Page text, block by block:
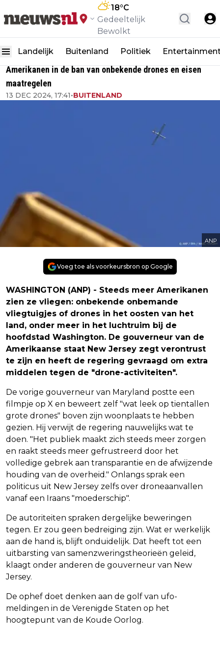
18°C
Gedeeltelijk
Bewolkt
Landelijk Buitenland Politiek
Amerikanen in de ban van onbekende drones en eisen
maatregelen
13 DEC 2024, 17:41•BUITENLAND
ANP
Voeg toe als voorkeursbron op Google
WASHINGTON (ANP) - Steeds meer Amerikanen
zien ze vliegen: onbekende onbemande
vliegtuigjes of drones in het oosten van het
land, onder meer in het luchtruim bij de
hoofdstad Washington. De gouverneur van de
Amerikaanse staat New Jersey zegt verontrust
te zijn en heeft de regering gevraagd om extra
middelen tegen de "drone-activiteiten".
De vorige gouverneur van Maryland postte een
filmpje op X en beweert zelf "wat leek op tientallen
grote drones" boven zijn woonplaats te hebben
gezien. Hij verwijt de regering nauwelijks wat te
doen. "Het publiek maakt zich steeds meer zorgen
en raakt steeds meer gefrustreerd door het
volledige gebrek aan transparantie en de afwijzende
houding van de overheid." Onlangs sprak een
politicus uit New Jersey zelfs over droneaanvallen
vanaf een Iraans "moederschip".
De autoriteiten spraken dergelijke beweringen
tegen. Er zou geen bedreiging zijn. Wat er werkelijk
aan de hand is, blijft onduidelijk. Dat heeft tot een
uitbarsting van samenzweringstheorieën geleid,
klaagt onder anderen de gouverneur van New
Jersey.
De ophef doet denken aan de golf van ufo-
meldingen in de Verenigde Staten op het
hoogtepunt van de Koude Oorlog.